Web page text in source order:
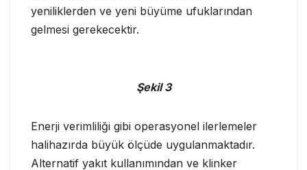
yeniliklerden ve yeni büyüme ufuklarından
gelmesi gerekecektir.
Şekil 3
Enerji verimliliği gibi operasyonel ilerlemeler
halihazırda büyük ölçüde uygulanmaktadır.
Alternatif yakıt kullanımından ve klinker